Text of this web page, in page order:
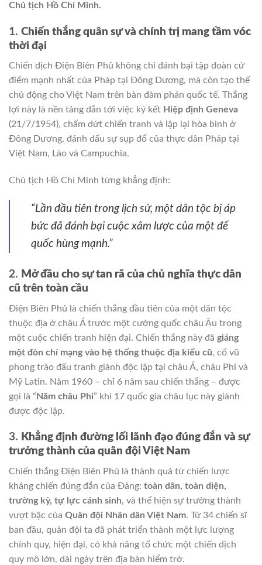
Chủ tịch Hồ Chí Minh.
1. Chiến thắng quân sự và chính trị mang tầm vóc
thời đại
Chiến dịch Điện Biên Phủ không chỉ đánh bại tập đoàn cứ
điểm mạnh nhất của Pháp tại Đông Dương, mà còn tạo thế
chủ động cho Việt Nam trên bàn đàm phán quốc tế. Thắng
lợi này là nền tảng dẫn tới việc ký kết Hiệp định Geneva
(21/7/1954), chấm dứt chiến tranh và lập lại hòa bình ở
Đông Dương, đánh dấu sự sụp đổ của thực dân Pháp tại
Việt Nam, Lào và Campuchia.
Chủ tịch Hồ Chí Minh từng khẳng định:
“Lần đầu tiên trong lịch sử, một dân tộc bị áp
bức đã đánh bại cuộc xâm lược của một đế
quốc hùng mạnh.”
2. Mở đầu cho sự tan rã của chủ nghĩa thực dân
cũ trên toàn cầu
Điện Biên Phủ là chiến thắng đầu tiên của một dân tộc
thuộc địa ở châu Á trước một cường quốc châu Âu trong
một cuộc chiến tranh hiện đại. Chiến thắng này đã giáng
một đòn chí mạng vào hệ thống thuộc địa kiểu cũ, cổ vũ
phong trào đấu tranh giành độc lập tại châu Á, châu Phi và
Mỹ Latin. Năm 1960 – chỉ 6 năm sau chiến thắng – được
gọi là “ Năm châu Phi” khi 17 quốc gia châu lục này giành
được độc lập.
3. Khẳng định đường lối lãnh đạo đúng đắn và sự
trưởng thành của quân đội Việt Nam
Chiến thắng Điện Biên Phủ là thành quả từ chiến lược
kháng chiến đúng đắn của Đảng: toàn dân, toàn diện,
trường kỳ, tự lực cánh sinh, và thể hiện sự trưởng thành
vượt bậc của Quân đội Nhân dân Việt Nam. Từ 34 chiến sĩ
ban đầu, quân đội ta đã phát triển thành một lực lượng
chính quy, hiện đại, có khả năng tổ chức một chiến dịch
quy mô lớn, dài ngày trên địa bàn hiểm trở.